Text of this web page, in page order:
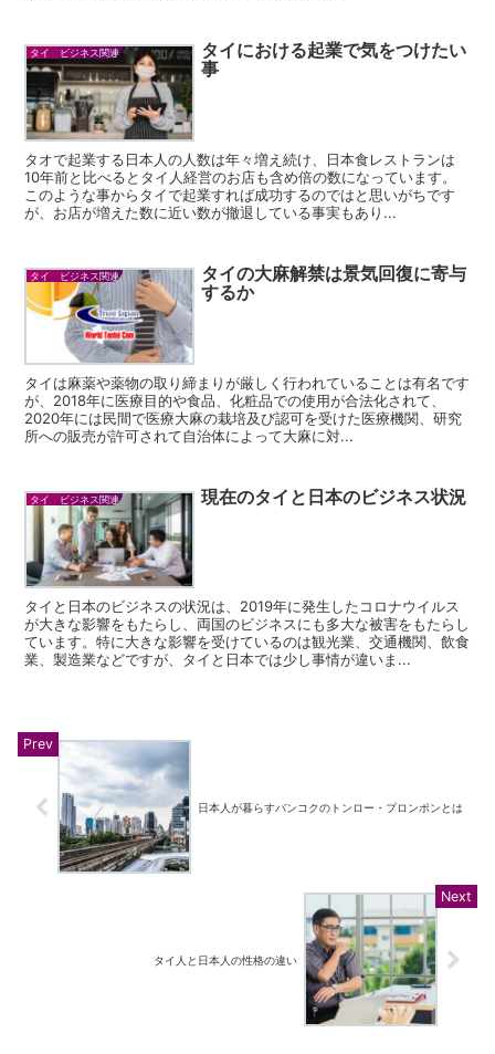
タイ ビジネス関連
タイにおける起業で気をつけたい
事
タオで起業する日本人の人数は年々増え続け、日本食レストランは
10年前と比べるとタイ人経営のお店も含め倍の数になっています。
このような事からタイで起業すれば成功するのではと思いがちです
が、お店が増えた数に近い数が撤退している事実もあり...
タイ ビジネス関連
タイの大麻解禁は景気回復に寄与
するか
タイは麻薬や薬物の取り締まりが厳しく行われていることは有名です
が、2018年に医療目的や食品、化粧品での使用が合法化されて、
2020年には民間で医療大麻の栽培及び認可を受けた医療機関、研究
所への販売が許可されて自治体によって大麻に対...
タイ ビジネス関連 現在のタイと日本のビジネス状況
タイと日本のビジネスの状況は、2019年に発生したコロナウイルス
が大きな影響をもたらし、両国のビジネスにも多大な被害をもたらし
ています。特に大きな影響を受けているのは観光業、交通機関、飲食
業、製造業などですが、タイと日本では少し事情が違いま...
日本人が暮らすバンコクのトンロー・プロンポンとは
タイ人と日本人の性格の違い